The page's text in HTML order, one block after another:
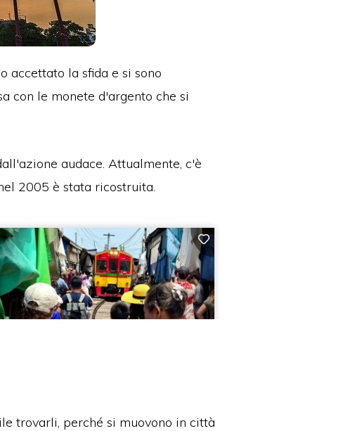
accettato la sfida e si sono
con le monete d'argento che si
audace. Attualmente, c'è
2005 è stata ricostruita.
trovarli, perché si muovono in città